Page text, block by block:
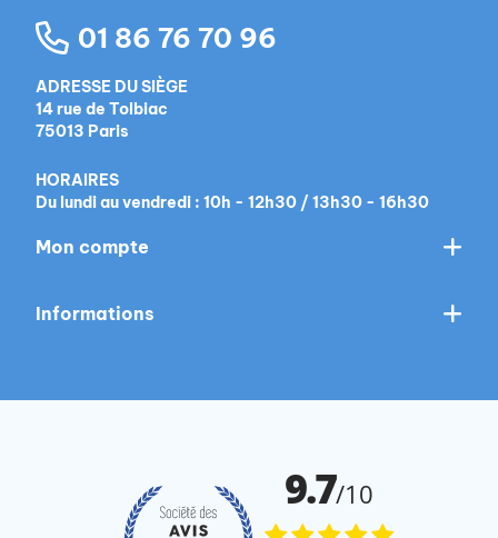
01 86 76 70 96
ADRESSE DU SIÈGE
14 rue de Tolbiac
75013 Paris
HORAIRES
Du lundi au vendredi : 10h - 12h30 / 13h30 - 16h30
Mon compte
Informations